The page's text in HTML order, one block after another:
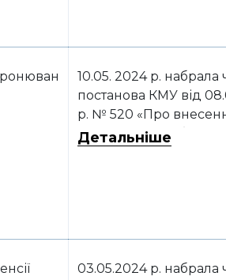
10.05. 2024 р. набрала
постанова КМУ від
р. № 520 «Про
о постанови Кабінету
Детальніше
03.05.2024 р. набрала